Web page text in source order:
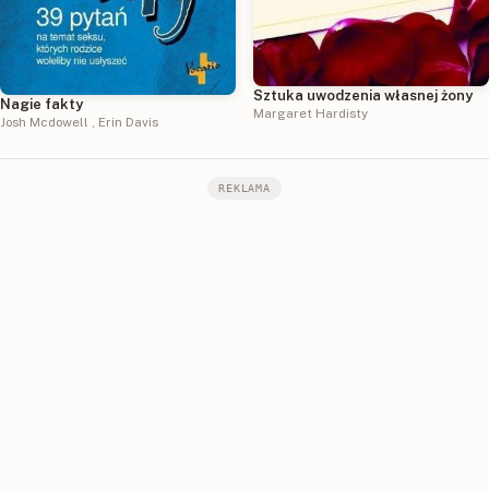
Nagie fakty
Josh Mcdowell , Erin Davis
Sztuka uwodzenia własnej żony
Margaret Hardisty
REKLAMA